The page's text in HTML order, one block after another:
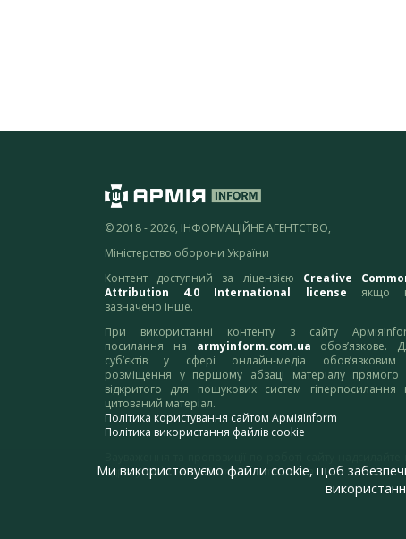
© 2018 - 2026, ІНФОРМАЦІЙНЕ АГЕНТСТВО,
Міністерство оборони України
Контент доступний за ліцензією Creative
Attribution 4.0 International license якщо
зазначено інше.
При використанні контенту з сайту
посилання на armyinform.com.ua обов’язкове.
суб’єктів у сфері онлайн-медіа
розміщення у першому абзаці матеріалу прямого
відкритого для пошукових систем гіперпосилання
цитований матеріал.
Політика користування сайтом АрміяInform
Політика використання файлів cookie
адресу:webmaster@armyinform.com.ua
Ми використовуємо файли cookie, щоб